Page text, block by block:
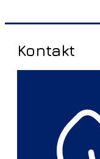
Kontakt